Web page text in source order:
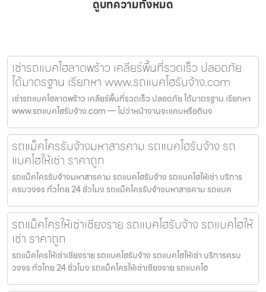
ดูบทความทั้งหมด
เช่ารถแบคโฮลาดพร้าว เคลียร์พื้นที่รวดเร็ว ปลอดภัย
ได้มาตรฐาน เรียกหา www.รถแบคโฮรับจ้าง.com
เช่ารถแบคโฮลาดพร้าว เคลียร์พื้นที่รวดเร็ว ปลอดภัย ได้มาตรฐาน เรียกหา
www.รถแบคโฮรับจ้าง.com — ไม่ว่าหน้างานจะแคบหรือดินจ
รถแม็คโครรับจ้างมหาสารคาม รถแบคโฮรับจ้าง รถ
แบคโฮให้เช่า ราคาถูก
รถแม็คโครรับจ้างมหาสารคาม รถแบคโฮรับจ้าง รถแบคโฮให้เช่า บริการ
ครบวงจร ทั่วไทย 24 ชั่วโมง รถแม็คโครรับจ้างมหาสารคาม รถแบค
รถแม็คโครให้เช่าเชียงราย รถแบคโฮรับจ้าง รถแบคโฮให้
เช่า ราคาถูก
รถแม็คโครให้เช่าเชียงราย รถแบคโฮรับจ้าง รถแบคโฮให้เช่า บริการครบ
วงจร ทั่วไทย 24 ชั่วโมง รถแม็คโครให้เช่าเชียงราย รถแบคโฮ